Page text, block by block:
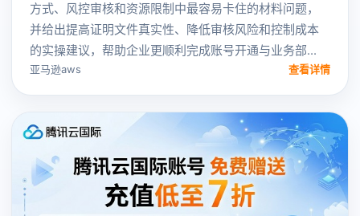
方式、风控审核和资源限制中最容易卡住的材料问题，
并给出提高证明文件真实性、降低审核风险和控制成本
的实操建议，帮助企业更顺利完成账号开通与业务部...
亚马逊aws 查看详情